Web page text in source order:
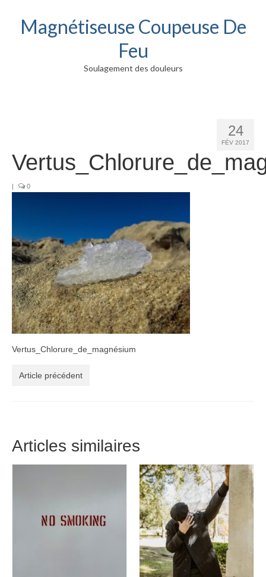
Magnétiseuse Coupeuse De
Feu
Soulagement des douleurs
24
FÉV 2017
| 0
Vertus_Chlorure_de_magnésium
Article précédent
Articles similaires